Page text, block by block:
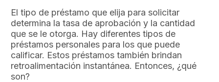
El tipo de préstamo que elija para solicitar
determina la tasa de aprobación y la cantidad
que se le otorga. Hay diferentes tipos de
préstamos personales para los que puede
calificar. Estos préstamos también brindan
retroalimentación instantánea. Entonces, ¿qué
son?